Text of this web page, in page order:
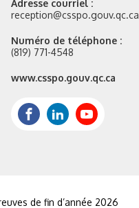
Adresse courriel :
reception@csspo.gouv.qc.ca
Numéro de téléphone :
(819) 771-4548
Site
www.csspo.gouv.qc.ca
FacebookLinkedInYoutube
de fin d’année 2026